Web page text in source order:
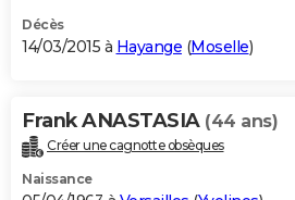
Décès
14/03/2015 à Hayange (Moselle)
Frank ANASTASIA (44 ans)
Créer une cagnotte obsèques
Naissance